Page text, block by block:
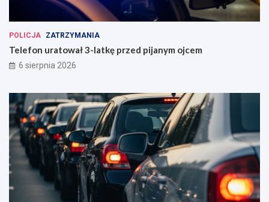
POLICJA ZATRZYMANIA
Telefon uratował 3-latkę przed pijanym ojcem
6 sierpnia 2026